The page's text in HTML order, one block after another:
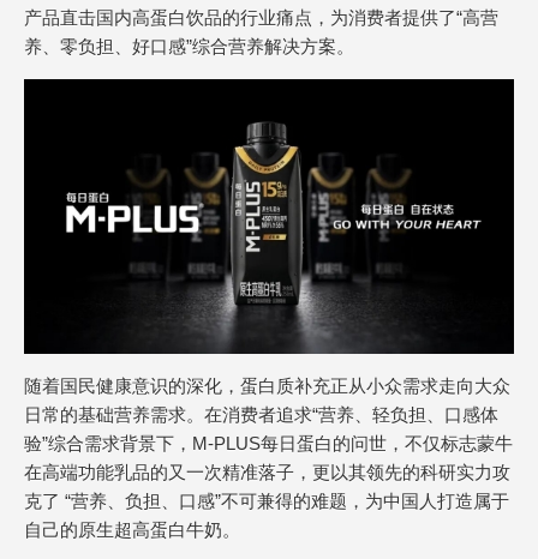
产品直击国内高蛋白饮品的行业痛点，为消费者提供了“高营
养、零负担、好口感”综合营养解决方案。
随着国民健康意识的深化，蛋白质补充正从小众需求走向大众
日常的基础营养需求。在消费者追求“营养、轻负担、口感体
验”综合需求背景下，M-PLUS每日蛋白的问世，不仅标志蒙牛
在高端功能乳品的又一次精准落子，更以其领先的科研实力攻
克了 “营养、负担、口感”不可兼得的难题，为中国人打造属于
自己的原生超高蛋白牛奶。